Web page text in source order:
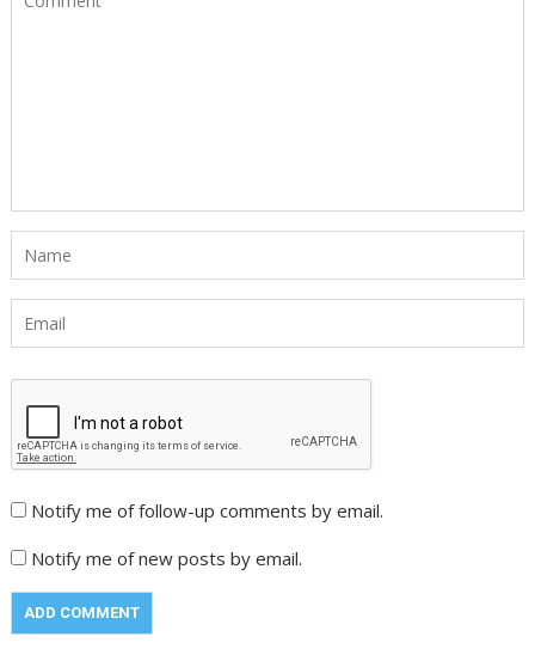
Notify me of follow-up comments by email.
Notify me of new posts by email.